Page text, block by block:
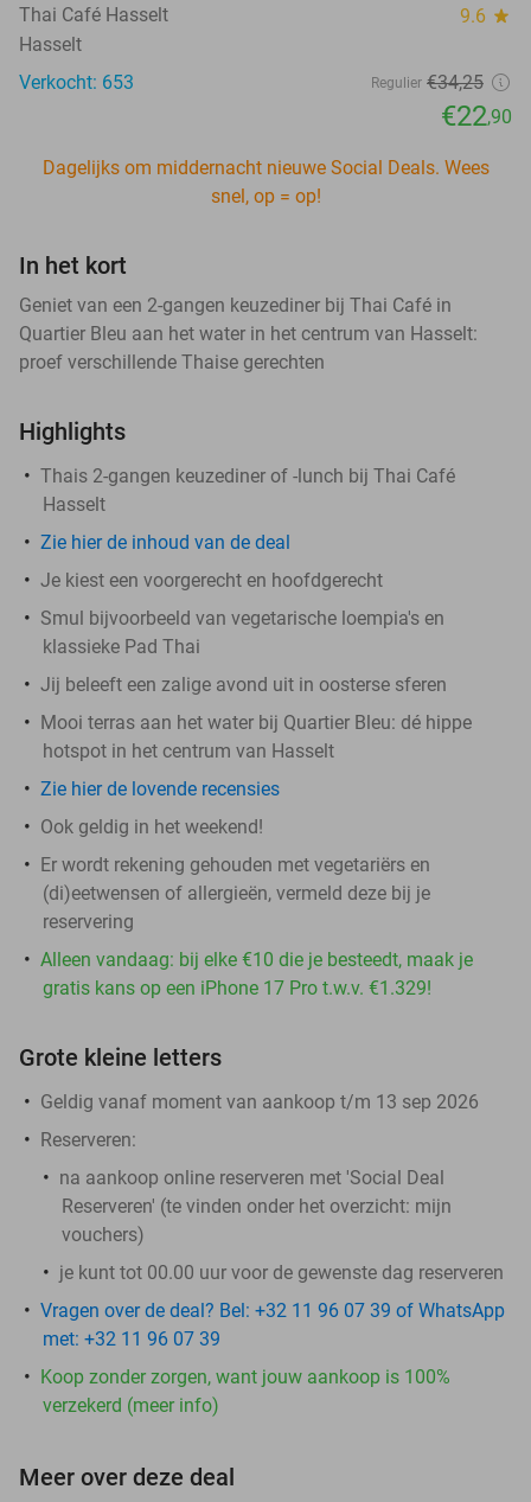
Thai Café Hasselt 9.6 star
Hasselt
Verkocht: 653
Regulier €34,25
€22,90
Dagelijks om middernacht nieuwe Social Deals. Wees
snel, op = op!
In het kort
Geniet van een 2-gangen keuzediner bij Thai Café in
Quartier Bleu aan het water in het centrum van Hasselt:
proef verschillende Thaise gerechten
Highlights
Thais 2-gangen keuzediner of -lunch bij Thai Café
Hasselt
Zie hier de inhoud van de deal
Je kiest een voorgerecht en hoofdgerecht
Smul bijvoorbeeld van vegetarische loempia's en
klassieke Pad Thai
Jij beleeft een zalige avond uit in oosterse sferen
Mooi terras aan het water bij Quartier Bleu: dé hippe
hotspot in het centrum van Hasselt
Zie hier de lovende recensies
Ook geldig in het weekend!
Er wordt rekening gehouden met vegetariërs en
(di)eetwensen of allergieën, vermeld deze bij je
reservering
Alleen vandaag: bij elke €10 die je besteedt, maak je
gratis kans op een iPhone 17 Pro t.w.v. €1.329!
Grote kleine letters
Geldig vanaf moment van aankoop t/m 13 sep 2026
Reserveren:
na aankoop online reserveren met 'Social Deal
Reserveren' (te vinden onder het overzicht: mijn
vouchers)
je kunt tot 00.00 uur voor de gewenste dag reserveren
Vragen over de deal? Bel: +32 11 96 07 39 of WhatsApp
met: +32 11 96 07 39
Koop zonder zorgen, want jouw aankoop is 100%
verzekerd (meer info)
Meer over deze deal